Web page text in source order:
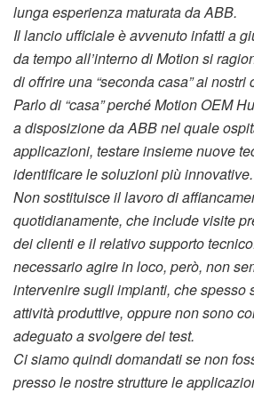
lunga esperienza maturata da ABB.
Il lancio ufficiale è avvenuto infatti a
da tempo all’interno di Motion si
di offrire una “seconda casa” ai nostri
Parlo di “casa” perché Motion OEM
a disposizione da ABB nel quale
applicazioni, testare insieme nuove
identificare le soluzioni più innovative.
Non sostituisce il lavoro di
quotidianamente, che include visite
dei clienti e il relativo supporto
necessario agire in loco, però, non
intervenire sugli impianti, che spesso
attività produttive, oppure non sono
adeguato a svolgere dei test.
Ci siamo quindi domandati se non
presso le nostre strutture le